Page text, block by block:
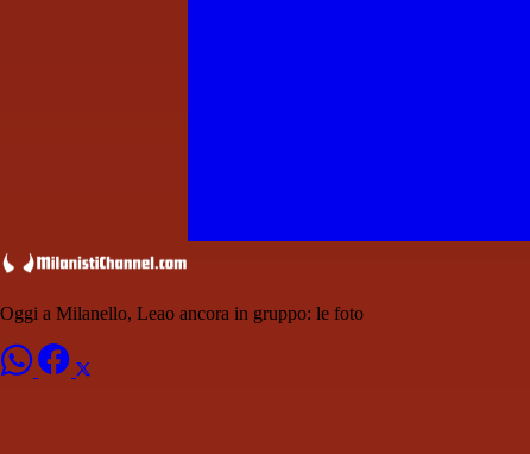
Oggi a Milanello, Leao ancora in gruppo: le foto